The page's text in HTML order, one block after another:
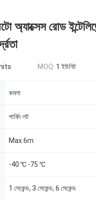
অ্যাক্সেস রোড
MOQ: 1 ইউনিট
কমলা
পার্কিং লট
Max.6m
-40 ℃ -75 ℃
1 সেকেন্ড, 3 সেকেন্ড, 6 সেকেন্ড